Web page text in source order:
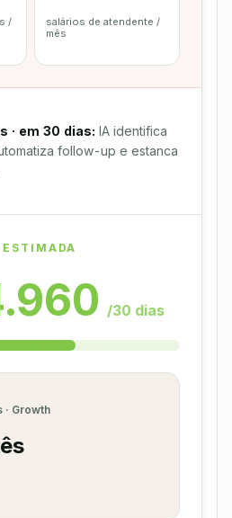
/
salários de atendente /
mês
· em 30 dias: IA identifica
follow-up e estanca
ESTIMADA
/30 dias
· Growth